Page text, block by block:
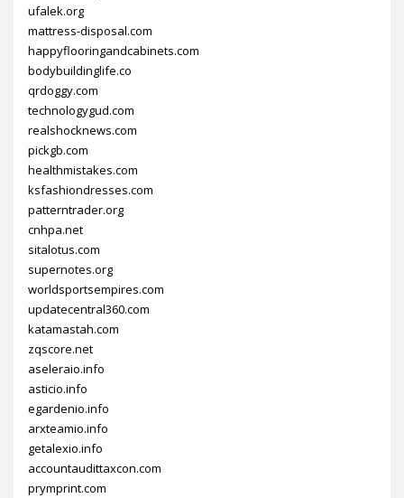
ufalek.org
mattress-disposal.com
happyflooringandcabinets.com
bodybuildinglife.co
qrdoggy.com
technologygud.com
realshocknews.com
pickgb.com
healthmistakes.com
ksfashiondresses.com
patterntrader.org
cnhpa.net
sitalotus.com
supernotes.org
worldsportsempires.com
updatecentral360.com
katamastah.com
zqscore.net
aseleraio.info
asticio.info
egardenio.info
arxteamio.info
getalexio.info
accountaudittaxcon.com
prymprint.com